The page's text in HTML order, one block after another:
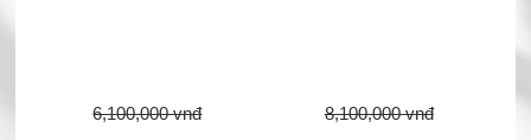
6,100,000 vnđ
8,100,000 vnđ